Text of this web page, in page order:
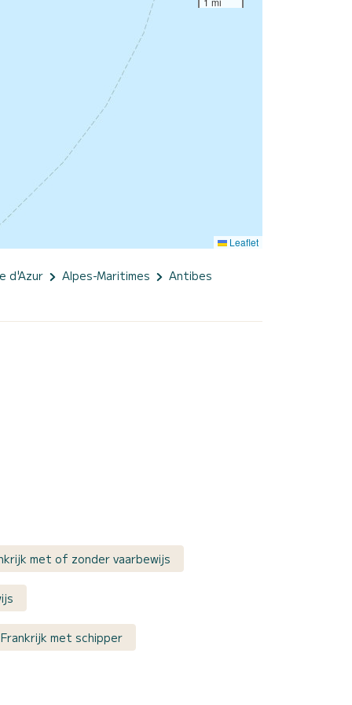
Leaflet
d'Azur Alpes-Maritimes Antibes
met of zonder vaarbewijs
met schipper